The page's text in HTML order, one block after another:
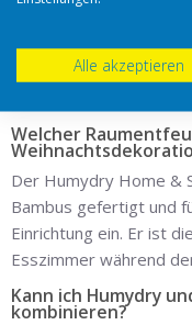
nutzen Sie eine
Gel in der Küche. So
Welcher
Der Humydry Home &
Bambus gefertigt und
Einrichtung ein. Er ist
Esszimmer während
Kann ich Humydry
kombinieren?
Alle akzeptieren